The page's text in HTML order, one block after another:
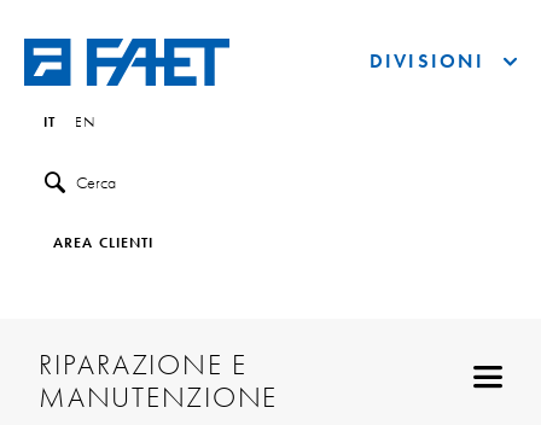
IT EN
Cerca
AREA CLIENTI
DIVISIONI
RIPARAZIONE E
MANUTENZIONE